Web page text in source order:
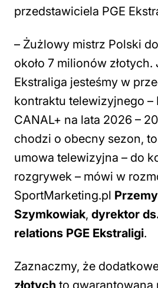
przedstawiciela PGE
– Żużlowy mistrz Polski
około 7 milionów złotych.
Ekstraliga jesteśmy w
kontraktu telewizyjnego –
CANAL+ na lata 2026 –
chodzi o obecny sezon,
umowa telewizyjna – do
rozgrywek – mówi w
SportMarketing.pl
Szymkowiak, dyrektor
relations PGE Ekstraligi.
Zaznaczmy, że
złotych to gwarantowana